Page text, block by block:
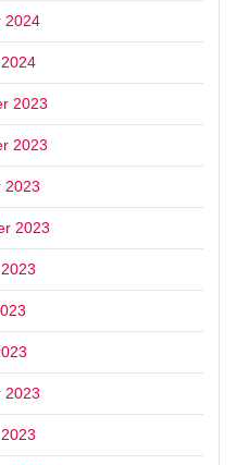
2024
2023
2023
2023
2023
2023